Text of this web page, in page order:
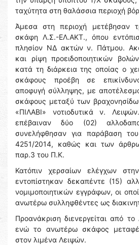
ταχύτητα στη θαλάσσια περιοχή
Άμεσα στη περιοχή μετέβησαν
σκάφη Λ.Σ.-ΕΛ.ΑΚΤ., όπου
πλησίον ΝΔ ακτών ν. Πάτμου.
και ρίψη προειδοποιητικών
κατά τη διάρκεια της οποίας ο
σκάφους προέβη σε
αποφυγή σύλληψης, με
σκάφους μεταξύ των
«ΠΙΛΑΒΙ» νοτιοδυτικά ν.
επέβαιναν δύο (02)
συνελήφθησαν για παράβαση
4251/2014, καθώς και των
παρ.3 του Π.Κ.
Κατόπιν χερσαίων ελέγχων
εντοπίστηκαν δεκαπέντε (15)
νομιμοποιητικών εγγράφων, οι
ανωτέρω συλληφθέντες ως
Προανάκριση διενεργείται από
ενώ το ανωτέρω σκάφος
στον λιμένα Λειψών.